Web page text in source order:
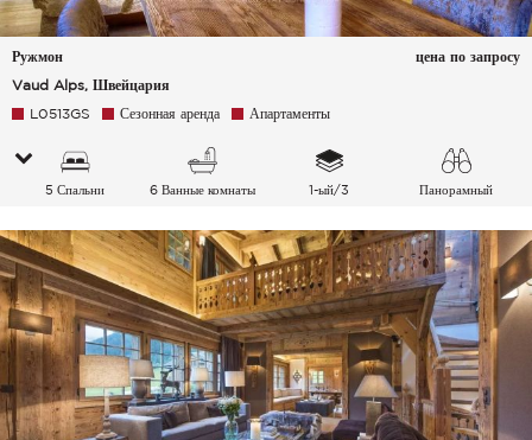
Ружмон
Vaud Alps, Швейцария
цена по запросу
L0513GS Сезонная аренда Апартаменты
5 Спальни 6 Ванные комнаты 1-ый/3 Панорамный